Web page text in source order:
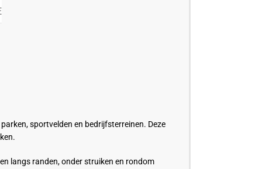
sportvelden en bedrijfsterreinen. Deze
langs randen, onder struiken en rondom